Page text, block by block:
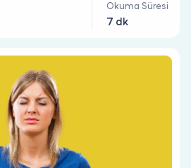
Okuma Süresi
7 dk